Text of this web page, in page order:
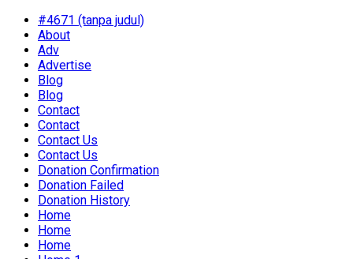
#4671 (tanpa judul)
About
Adv
Advertise
Blog
Blog
Contact
Contact
Contact Us
Contact Us
Donation Confirmation
Donation Failed
Donation History
Home
Home
Home